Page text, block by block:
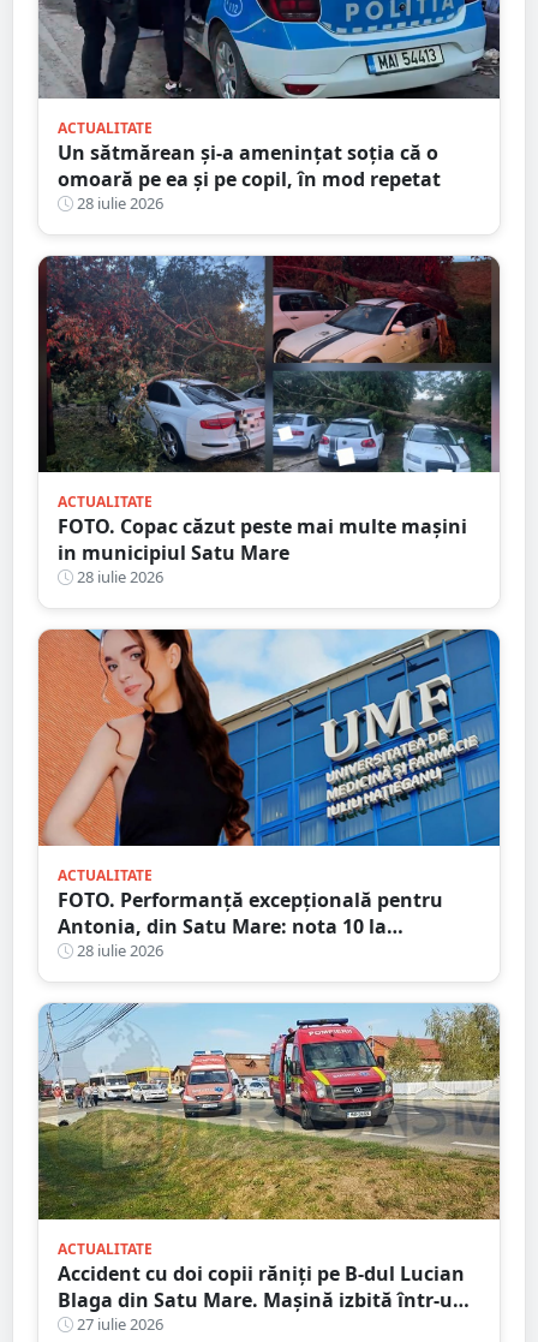
ACTUALITATE
Un sătmărean și-a amenințat soția că o
omoară pe ea și pe copil, în mod repetat
28 iulie 2026
ACTUALITATE
FOTO. Copac căzut peste mai multe mașini
in municipiul Satu Mare
28 iulie 2026
ACTUALITATE
FOTO. Performanță excepțională pentru
Antonia, din Satu Mare: nota 10 la
admiterea la UMF Cluj, o reușită care nu s-a
mai înregistrat de 15 ani
28 iulie 2026
ACTUALITATE
Accident cu doi copii răniți pe B-dul Lucian
Blaga din Satu Mare. Mașină izbită într-un
stâlp
27 iulie 2026